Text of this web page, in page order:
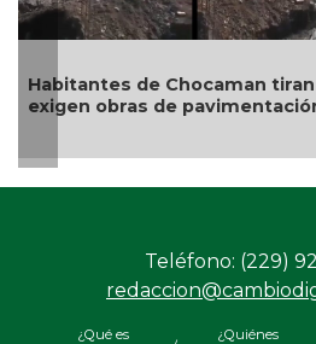
de Chocaman tiran
obras de pavimentación y
Teléfono: (229)
¿Qué es ¿Quiénes